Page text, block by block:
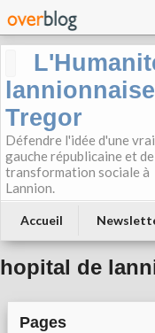
Tregor
Défendre l'idée d'une
gauche républicaine et de
transformation sociale à
Lannion.
Accueil
hopital de
Pages